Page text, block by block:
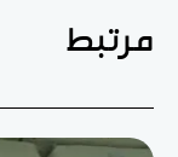
مرتبط